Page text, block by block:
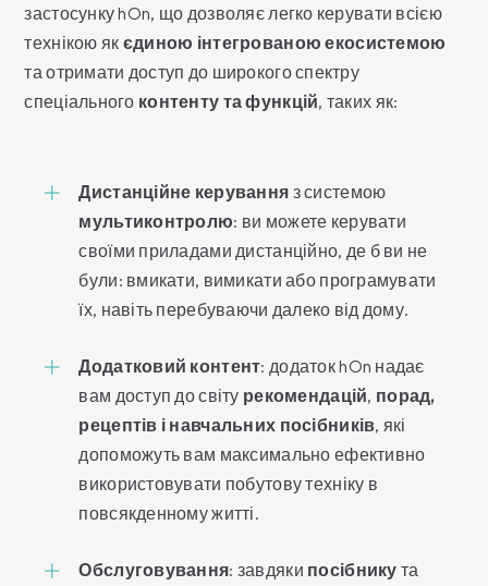
застосунку hOn, що дозволяє легко керувати всією
технікою як єдиною інтегрованою екосистемою
та отримати доступ до широкого спектру
спеціального контенту та функцій, таких як:
Дистанційне керування з системою
мультиконтролю: ви можете керувати
своїми приладами дистанційно, де б ви не
були: вмикати, вимикати або програмувати
їх, навіть перебуваючи далеко від дому.
Додатковий контент: додаток hOn надає
вам доступ до світу рекомендацій, порад,
рецептів і навчальних посібників, які
допоможуть вам максимально ефективно
використовувати побутову техніку в
повсякденному житті.
Обслуговування: завдяки посібнику та